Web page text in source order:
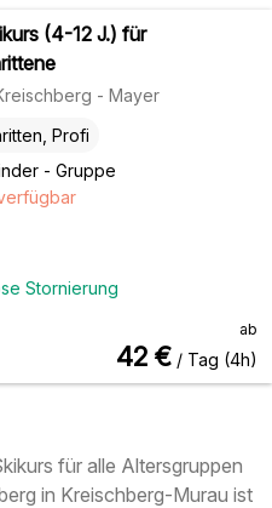
(4-12 J.) für
- Mayer
- Gruppe
Profi
Stornierung
ab
42 € / Tag (4h)
für alle Altersgruppen
in Kreischberg-Murau ist